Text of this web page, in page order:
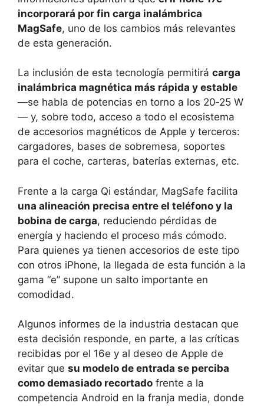
incorporará por fin carga inalámbrica
MagSafe, uno de los cambios más relevantes
de esta generación.
La inclusión de esta tecnología permitirá carga
inalámbrica magnética más rápida y estable
—se habla de potencias en torno a los 20‑25 W
— y, sobre todo, acceso a todo el ecosistema
de accesorios magnéticos de Apple y terceros:
cargadores, bases de sobremesa, soportes
para el coche, carteras, baterías externas, etc.
Frente a la carga Qi estándar, MagSafe facilita
una alineación precisa entre el teléfono y la
bobina de carga, reduciendo pérdidas de
energía y haciendo el proceso más cómodo.
Para quienes ya tienen accesorios de este tipo
con otros iPhone, la llegada de esta función a la
gama “e” supone un salto importante en
comodidad.
Algunos informes de la industria destacan que
esta decisión responde, en parte, a las críticas
recibidas por el 16e y al deseo de Apple de
evitar que su modelo de entrada se perciba
como demasiado recortado frente a la
competencia Android en la franja media, donde